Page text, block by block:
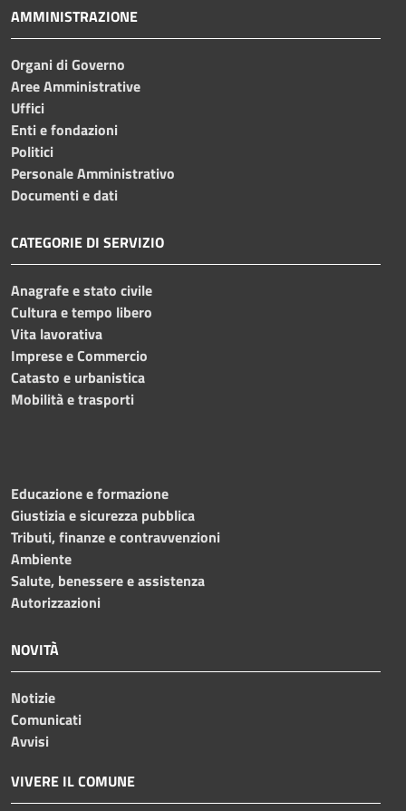
AMMINISTRAZIONE
Organi di Governo
Aree Amministrative
Uffici
Enti e fondazioni
Politici
Personale Amministrativo
Documenti e dati
CATEGORIE DI SERVIZIO
Anagrafe e stato civile
Cultura e tempo libero
Vita lavorativa
Imprese e Commercio
Catasto e urbanistica
Mobilità e trasporti
Educazione e formazione
Giustizia e sicurezza pubblica
Tributi, finanze e contravvenzioni
Ambiente
Salute, benessere e assistenza
Autorizzazioni
NOVITÀ
Notizie
Comunicati
Avvisi
VIVERE IL COMUNE